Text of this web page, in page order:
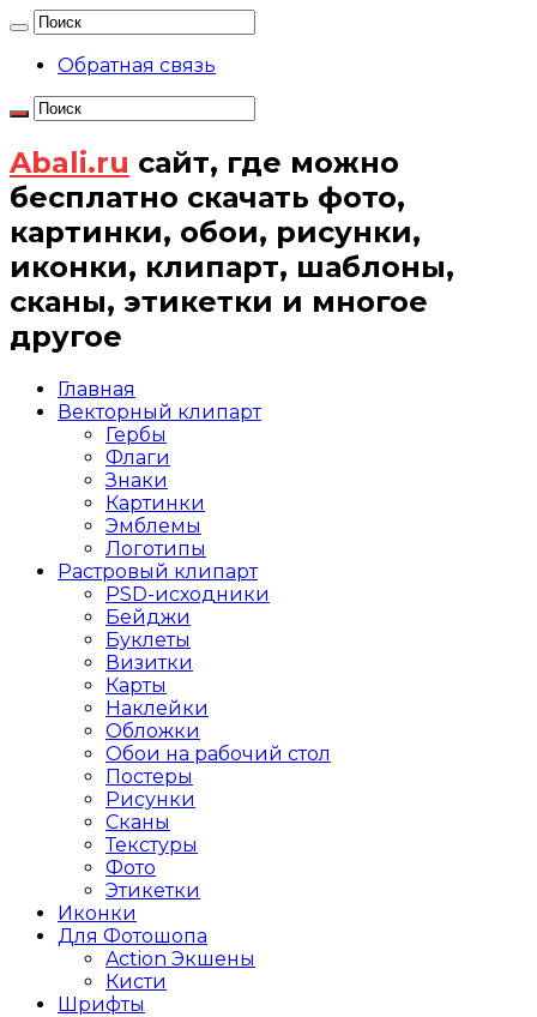
Обратная связь
Abali.ru сайт, где можно
бесплатно скачать фото,
картинки, обои, рисунки,
иконки, клипарт, шаблоны,
сканы, этикетки и многое
другое
Главная
Векторный клипарт
Гербы
Флаги
Знаки
Картинки
Эмблемы
Логотипы
Растровый клипарт
PSD-исходники
Бейджи
Буклеты
Визитки
Карты
Наклейки
Обложки
Обои на рабочий стол
Постеры
Рисунки
Сканы
Текстуры
Фото
Этикетки
Иконки
Для Фотошопа
Action Экшены
Кисти
Шрифты